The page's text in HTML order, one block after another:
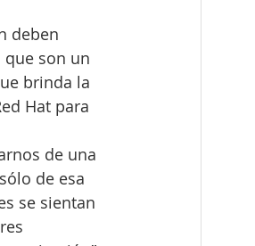
deben
son un
brinda la
Hat para
de una
de esa
se sientan